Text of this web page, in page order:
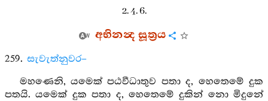
2. 4. 6.
අභිනන්‍ද සූත්‍රය
259. සැවැත්නුවර–
මහණෙනි, යමෙක් පඨවීධාතුව පතා ද, හෙතෙමේ දුක
පතයි. යමෙක් දුක පතා ද, හෙතෙමේ දුකින් නො මිදුනේ